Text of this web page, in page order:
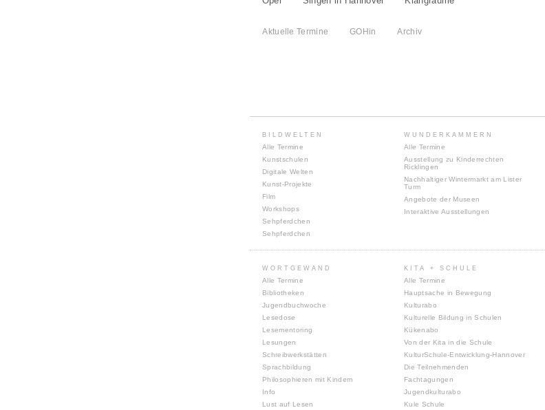
Aktuelle Termine GOHin Archiv
BILDWELTEN
Alle Termine
Kunstschulen
Digitale Welten
Kunst-Projekte
Film
Workshops
Sehpferdchen
Sehpferdchen
WUNDERKAMMERN
Alle Termine
Ausstellung zu Kinderrechten
Ricklingen
Nachhaltiger Wintermarkt am Lister
Turm
Angebote der Museen
Interaktive Ausstellungen
WORTGEWAND
Alle Termine
Bibliotheken
Jugendbuchwoche
Lesedose
Lesementoring
Lesungen
Schreibwerkstätten
Sprachbildung
Philosophieren mit Kindern
Info
Lust auf Lesen
KITA + SCHULE
Alle Termine
Hauptsache in Bewegung
Kulturabo
Kulturelle Bildung in Schulen
Kükenabo
Von der Kita in die Schule
KulturSchule-Entwicklung-Hannover
Die Teilnehmenden
Fachtagungen
Jugendkulturabo
Kule Schule